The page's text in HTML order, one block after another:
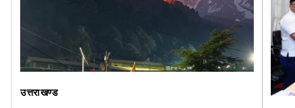
उत्तराखण्ड